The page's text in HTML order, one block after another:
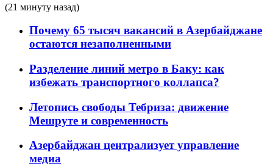
(21 минуту назад)
Почему 65 тысяч вакансий в Азербайджане
остаются незаполненными
Разделение линий метро в Баку: как
избежать транспортного коллапса?
Летопись свободы Тебриза: движение
Мешруте и современность
Азербайджан централизует управление
медиа